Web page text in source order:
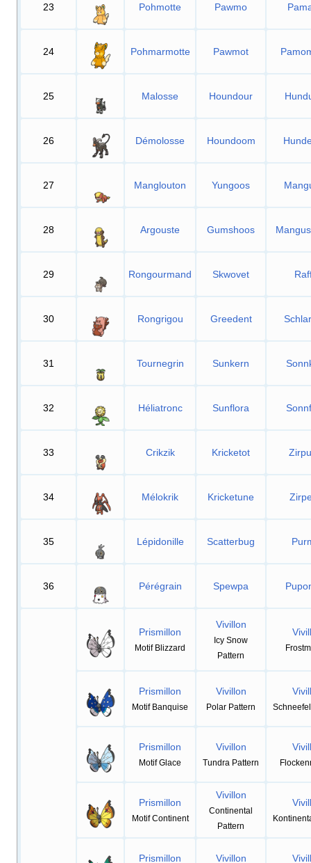
23 Pohmotte Pawmo
24 Pohmarmotte Pawmot
25 Malosse Houndour
26 Démolosse Houndoom
27 Manglouton Yungoos
28 Argouste Gumshoos
29 Rongourmand Skwovet
30 Rongrigou Greedent
31 Tournegrin Sunkern
32 Héliatronc Sunflora
33 Crikzik Kricketot
34 Mélokrik Kricketune
35 Lépidonille Scatterbug
36 Pérégrain Spewpa
Prismillon
Motif Blizzard
Vivillon
Icy Snow
Pattern
Prismillon
Motif Banquise
Vivillon
Polar Pattern
Prismillon
Motif Glace
Vivillon
Tundra Pattern
Prismillon
Motif Continent
Vivillon
Continental
Pattern
Prismillon Vivillon